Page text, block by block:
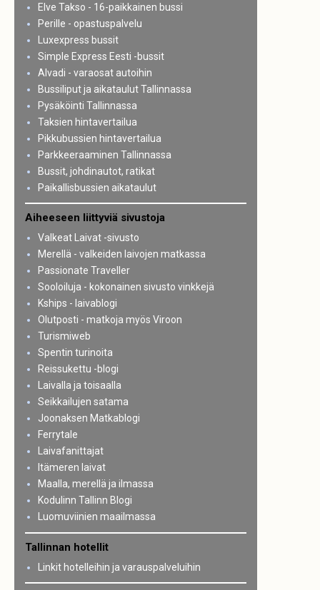
Elve Takso - 16-paikkainen bussi
Perille - opastuspalvelu
Luxexpress bussit
Simple Express Eesti -bussit
Alvadi - varaosat autoihin
Bussiliput ja aikataulut Tallinnassa
Pysäköinti Tallinnassa
Taksien hintavertailua
Pikkubussien hintavertailua
Parkkeeraaminen Tallinnassa
Bussit, johdinautot, ratikat
Paikallisbussien aikataulut
Aiheeseen liittyviä sivustoja
Valkeat Laivat -sivusto
Merellä - valkeiden laivojen matkassa
Passionate Traveller
Sooloiluja - kokonainen sivusto vinkkejä
Kships - laivablogi
Olutposti - matkoja myös Viroon
Turismiweb
Spentin turinoita
Reissukettu -blogi
Laivalla ja toisaalla
Seikkailujen satama
Joonaksen Matkablogi
Ferrytale
Laivafanittajat
Itämeren laivat
Maalla, merellä ja ilmassa
Kodulinn Tallinn Blogi
Luomuviinien maailmassa
Tallinnan hotellit
Linkit hotelleihin ja varauspalveluihin